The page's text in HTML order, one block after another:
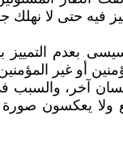
فيه حتى لا نهلك
بعدم التمييز
أو غير
آخر، والسبب
ولا ‏يعكسون